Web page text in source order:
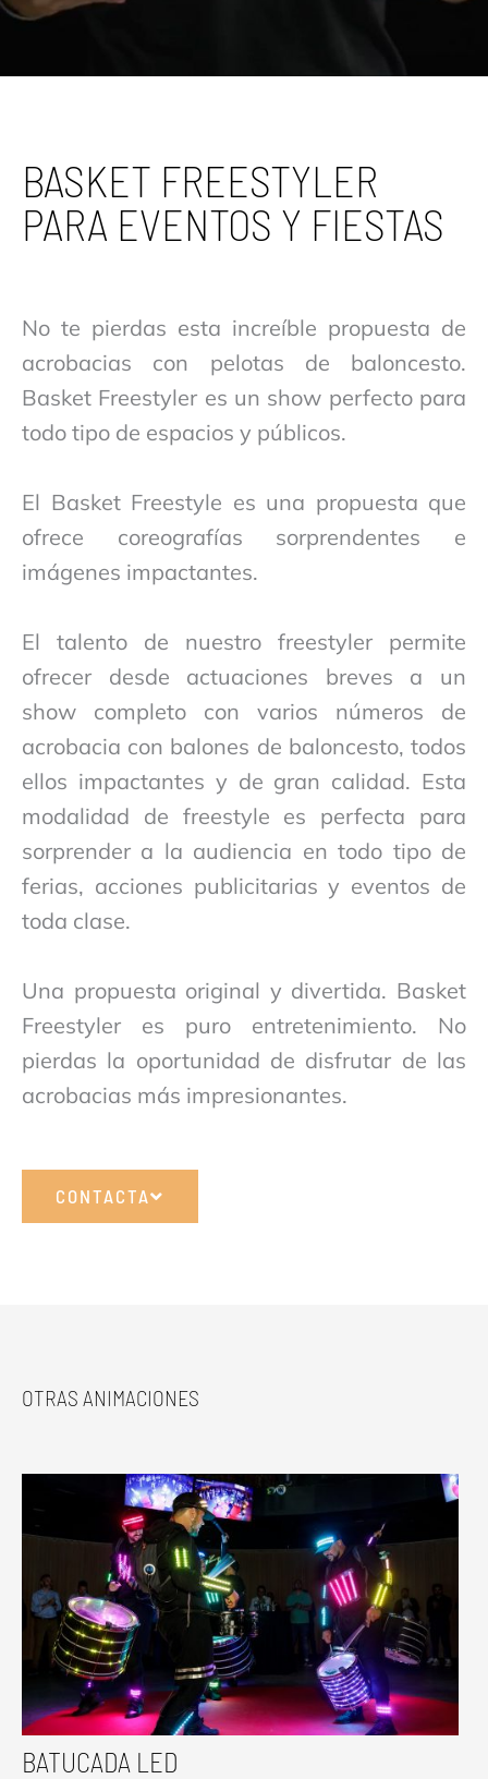
BASKET FREESTYLER
PARA EVENTOS Y FIESTAS
No te pierdas esta increíble propuesta de
acrobacias con pelotas de baloncesto.
Basket Freestyler es un show perfecto para
todo tipo de espacios y públicos.
El Basket Freestyle es una propuesta que
ofrece coreografías sorprendentes e
imágenes impactantes.
El talento de nuestro freestyler permite
ofrecer desde actuaciones breves a un
show completo con varios números de
acrobacia con balones de baloncesto, todos
ellos impactantes y de gran calidad. Esta
modalidad de freestyle es perfecta para
sorprender a la audiencia en todo tipo de
ferias, acciones publicitarias y eventos de
toda clase.
Una propuesta original y divertida. Basket
Freestyler es puro entretenimiento. No
pierdas la oportunidad de disfrutar de las
acrobacias más impresionantes.
CONTACTA
OTRAS ANIMACIONES
BATUCADA LED